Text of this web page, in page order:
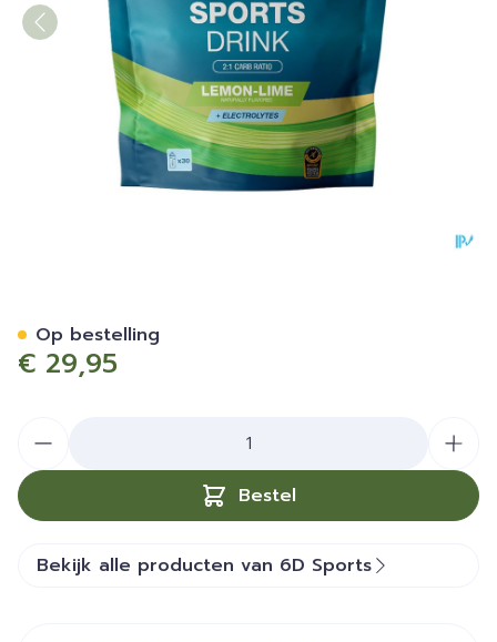
€ 29,95
Bestel
Op bestelling
Bekijk alle producten van 6D Sports